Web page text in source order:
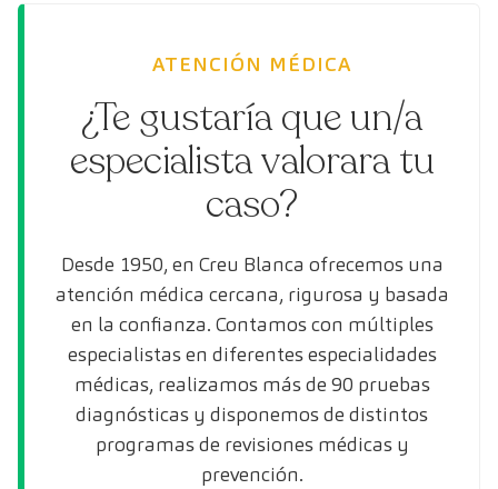
ATENCIÓN MÉDICA
¿Te gustaría que un/a
especialista valorara tu
caso?
Desde 1950, en Creu Blanca ofrecemos una
atención médica cercana, rigurosa y basada
en la confianza. Contamos con múltiples
especialistas en diferentes especialidades
médicas, realizamos más de 90 pruebas
diagnósticas y disponemos de distintos
programas de revisiones médicas y
prevención.